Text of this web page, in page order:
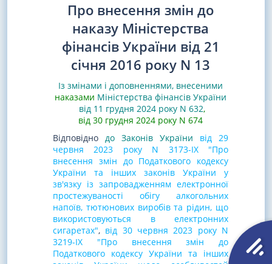
Про внесення змін до
наказу Міністерства
фінансів України від 21
січня 2016 року N 13
Із змінами і доповненнями, внесеними
наказами Міністерства фінансів України
від 11 грудня 2024 року N 632,
від 30 грудня 2024 року N 674
Відповідно до Законів України
від 29
червня 2023 року N 3173-IX "Про
внесення змін до Податкового кодексу
України та інших законів України у
зв'язку із запровадженням електронної
простежуваності обігу алкогольних
напоїв, тютюнових виробів та рідин, що
використовуються в електронних
сигаретах", від 30 червня 2023 року N
3219-IX "Про внесення змін до
Податкового кодексу України та інших